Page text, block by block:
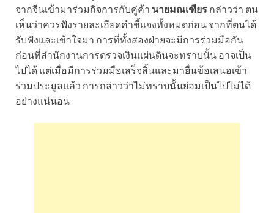
จากจีนเข้ามาร่วมกิจการกับคู่ค้า นายมณเฑียร กล่าวว่า ตน
เห็นว่าควรฟังรายละเอียดคำชี้แจงทั้งหมดก่อน จากที่ตนได้
รับฟังและเข้าใจมา การที่ทั้งสองฝ่ายจะมีการร่วมมือกัน
ก่อนที่สำนักงานการตรวจเงินแผ่นดินจะทราบนั้น อาจเป็น
ไปได้ แต่เมื่อมีการร่วมมือเสร็จสิ้นและมายื่นข้อเสนอเข้า
ร่วมประมูลแล้ว การกล่าวว่าไม่ทราบนั้นย่อมเป็นไปไม่ได้
อย่างแน่นอน